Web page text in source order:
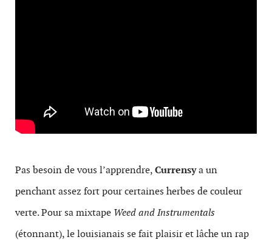
Pas besoin de vous l’apprendre,Currensya un
penchant assez fort pour certaines herbes de couleur
verte. Pour sa mixtape Weed and Instrumentals
(étonnant), le louisianais se fait plaisir et lâche un rap